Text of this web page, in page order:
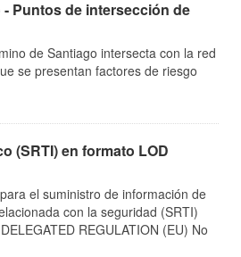
Puntos de intersección de
de Santiago intersecta con la red
se presentan factores de riesgo
(SRTI) en formato LOD
el suministro de información de
con la seguridad (SRTI)
REGULATION (EU) No